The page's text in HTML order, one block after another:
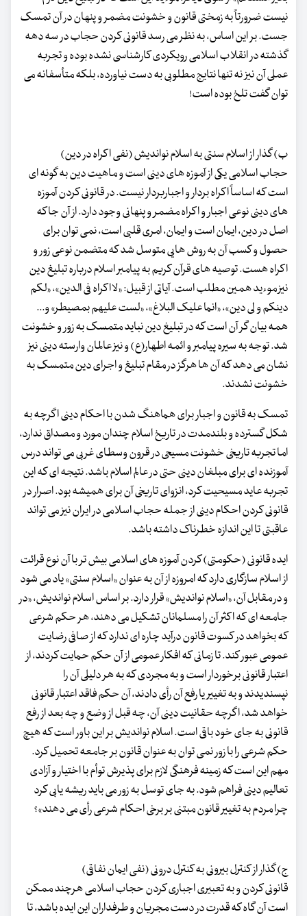
نیست ضرورتاً به زمختی قانون و خشونت مضمر و پنهان در آن تمسک
جست. بر این اساس، به نظر می رسد قانونی کردن حجاب در سه دهه
گذشته در انقلاب اسلامی رویکردی کارشناسی نشده بوده و تجربه
عملی آن نیز نه تنها نتایج مطلوبی به دست نیاورده، بلکه متأسفانه می
توان گفت تلخ بوده است!
ب) گذار از اسلام سنتی به اسلام نواندیش (نفی اکراه در دین)
حجاب اسلامی یکی از آموزه های دینی است و ماهیت دین به گونه ای
است که اساساً اکراه بردار و اجباربردار نیست. در قانونی کردن آموزه
های دینی نوعی اجبار و اکراه مضمر و پنهانی وجود دارد. از آن جا که
اصل در دین، ایمان است و ایمان، امری قلبی است، نمی توان برای
حصول و کسب آن به روش هایی متوسل شد که متضمن نوعی زور و
اکراه هست. توصیه های قرآن کریم به پیامبر اسلام درباره تبلیغ دین
نیز موءید همین مطلب است. آیاتی از قبیل: «لا اکراه فی الدین»، «لکم
دینکم و لی دین»، «انما علیک البلاغ»، «لست علیهم بمصیطر» و...
همه بیان گر آن است که در تبلیغ دین نباید متمسک به زور و خشونت
شد. توجه به سیره پیامبر و ائمه اطهار(ع) و نیز عالمان وارسته دینی نیز
نشان می دهد که آن ها هرگز در مقام تبلیغ و اجرای دین متمسک به
خشونت نشدند.
تمسک به قانون و اجبار برای هماهنگ شدن با احکام دینی اگرچه به
شکل گسترده و بلندمدت در تاریخ اسلام چندان مورد و مصداق ندارد،
اما تجربه تاریخی خشونت مسیحی در قرون وسطای غربی می تواند درس
آموزنده ای برای مبلغان دینی حتی در عالم اسلام باشد. نتیجه ای که این
تجربه عاید مسیحیت کرد، انزوای تاریخی آن برای همیشه بود. اصرار در
قانونی کردن احکام دینی از جمله حجاب اسلامی در ایران نیز می تواند
عاقبتی تا این اندازه خطرناک داشته باشد.
ایده قانونی (حکومتی) کردن آموزه های اسلامی بیش تر با آن نوع قرائت
از اسلام سازگاری دارد که امروزه از آن به عنوان «اسلام سنتی» یاد می شود
و در مقابل آن، «اسلام نواندیش» قرار دارد. بر اساس اسلام نواندیش، «در
جامعه ای که اکثر آن را مسلمانان تشکیل می دهند، هر حکم شرعی
که بخواهد در کسوت قانون درآید چاره ای ندارد که از صافی رضایت
عمومی عبور کند. تا زمانی که افکار عمومی از آن حکم حمایت کردند، از
اعتبار قانونی برخوردار است و به مجردی که به هر دلیلی آن را
نپسندیدند و به تغییر یا رفع آن رأی دادند، آن حکم فاقد اعتبار قانونی
خواهد شد، اگرچه حقانیت دینی آن، چه قبل از وضع و چه بعد از رفع
قانونی به جای خود باقی است. اسلام نواندیش بر این باور است که هیچ
حکم شرعی را با زور نمی توان به عنوان قانون بر جامعه تحمیل کرد.
مهم این است که زمینه فرهنگی لازم برای پذیرش توأم با اختیار و آزادی
تعالیم دینی فراهم شود. به جای توسل به زور می باید ریشه یابی کرد
چرا مردم به تغییر قانون مبتنی بر برخی احکام شرعی رأی می دهند»؟
ج) گذار از کنترل بیرونی به کنترل درونی (نفی ایمان نفاقی)
قانونی کردن و به تعبیری اجباری کردن حجاب اسلامی هرچند ممکن
است آن گاه که قدرت در دست مجریان و طرفداران این ایده باشد، تا